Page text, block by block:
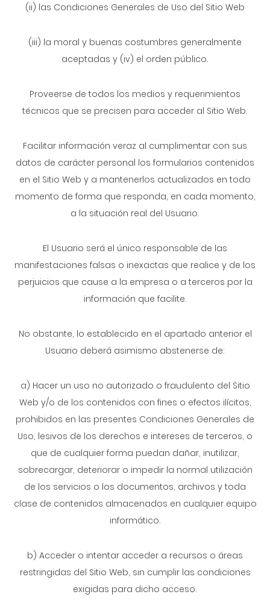
(ii) las Condiciones Generales de Uso del Sitio Web
(iii) la moral y buenas costumbres generalmente
aceptadas y (iv) el orden público.
Proveerse de todos los medios y requerimientos
técnicos que se precisen para acceder al Sitio Web.
Facilitar información veraz al cumplimentar con sus
datos de carácter personal los formularios contenidos
en el Sitio Web y a mantenerlos actualizados en todo
momento de forma que responda, en cada momento,
a la situación real del Usuario.
El Usuario será el único responsable de las
manifestaciones falsas o inexactas que realice y de los
perjuicios que cause a la empresa o a terceros por la
información que facilite.
No obstante, lo establecido en el apartado anterior el
Usuario deberá asimismo abstenerse de:
a) Hacer un uso no autorizado o fraudulento del Sitio
Web y/o de los contenidos con fines o efectos ilícitos,
prohibidos en las presentes Condiciones Generales de
Uso, lesivos de los derechos e intereses de terceros, o
que de cualquier forma puedan dañar, inutilizar,
sobrecargar, deteriorar o impedir la normal utilización
de los servicios o los documentos, archivos y toda
clase de contenidos almacenados en cualquier equipo
informático.
b) Acceder o intentar acceder a recursos o áreas
restringidas del Sitio Web, sin cumplir las condiciones
exigidas para dicho acceso.